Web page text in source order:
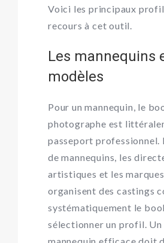
Voici les principaux
recours à cet outil.
Les mannequins
modèles
Pour un mannequin, le
photographe est
passeport professionnel.
de mannequins, les
artistiques et les
organisent des castings
systématiquement le
sélectionner un profil.